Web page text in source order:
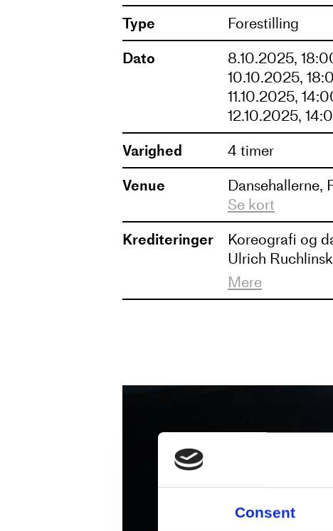
Consent
Us Us / Us Else /
lyd og rum smelter
– og hvor
fragmenteret,
Type
Forestilling
Dato
8.10.2025,
10.10.2025,
11.10.2025,
12.10.2025,
Varighed
4 timer
Venue
Dansehallerne,
Se kort
Krediteringer
Koreografi og
Ulrich
Rolfsson
Jacob
Mere